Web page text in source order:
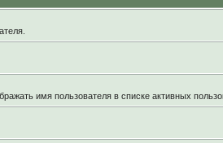
имя пользователя в списке активных